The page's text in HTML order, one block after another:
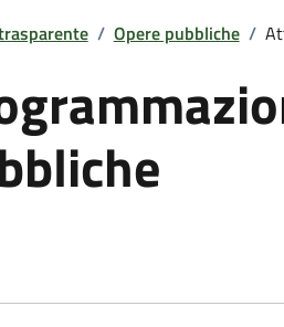
/ Opere pubbliche /